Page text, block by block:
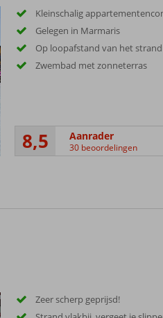
Kleinschalig
Gelegen in Marmaris
Op loopafstand van het strand
Zwembad met zonneterras
8,5 Aanrader
30 beoordelingen
Zeer scherp geprijsd!